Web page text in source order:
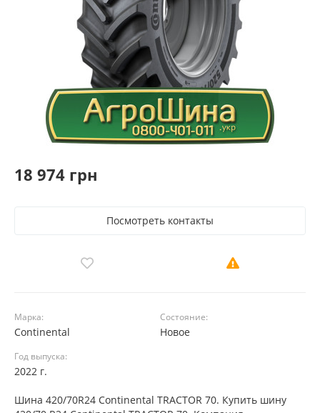
18 974 грн
Посмотреть контакты
Марка:
Continental
Состояние:
Новое
Год выпуска:
2022 г.
Шина 420/70R24 Continental TRACTOR 70. Купить шину